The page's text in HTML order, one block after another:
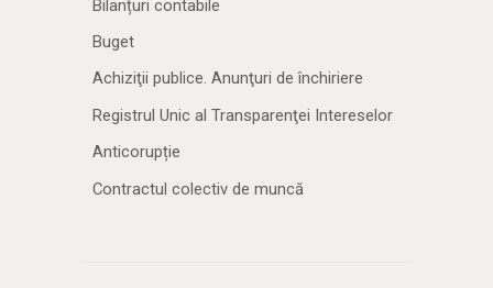
Bilanțuri contabile
Buget
Achiziţii publice. Anunţuri de închiriere
Registrul Unic al Transparenţei Intereselor
Anticorupție
Contractul colectiv de muncă